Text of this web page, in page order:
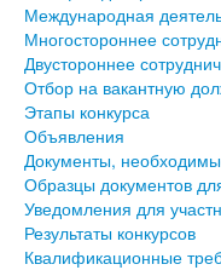
Международная
Многостороннее
Двустороннее
Отбор на вакантную
Этапы конкурса
Объявления
Документы,
Образцы документов
Уведомления для
Результаты конкурсов
Квалификационные